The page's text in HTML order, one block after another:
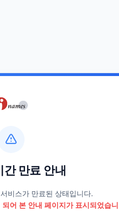
간 만료 안내
비스가 만료된 상태입니다.
어 본 안내 페이지가 표시되었습